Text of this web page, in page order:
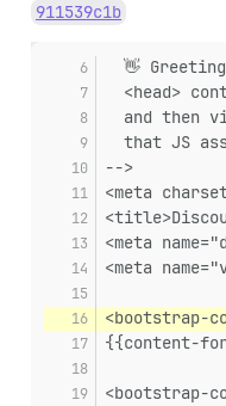
911539c1b
👋
<head>
and then
that JS
-->
<meta
<meta
<meta
<bootstrap-
{{content-
<bootstrap-